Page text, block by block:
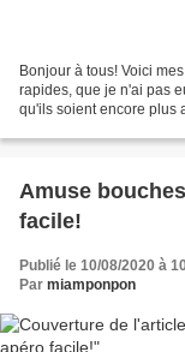
Bonjour à tous! Voici
rapides, que je n'ai pas
qu'ils soient encore plus
Amuse
facile!
Publié le 10/08/2020 à
Par miamponpon